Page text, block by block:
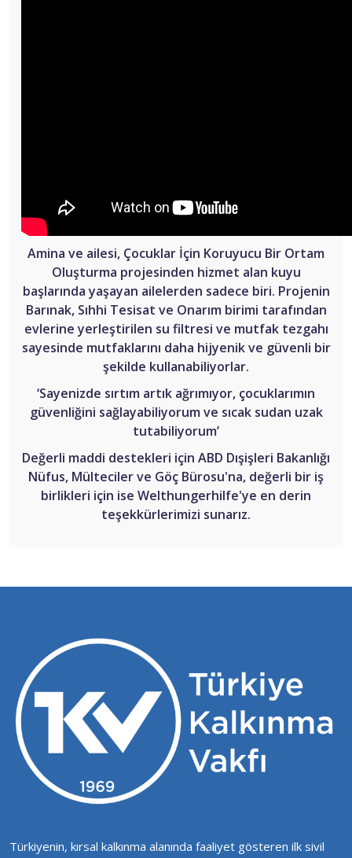
Amina ve ailesi, Çocuklar İçin Koruyucu Bir Ortam
Oluşturma projesinden hizmet alan kuyu
başlarında yaşayan ailelerden sadece biri. Projenin
Barınak, Sıhhi Tesisat ve Onarım birimi tarafından
evlerine yerleştirilen su filtresi ve mutfak tezgahı
sayesinde mutfaklarını daha hijyenik ve güvenli bir
şekilde kullanabiliyorlar.
‘Sayenizde sırtım artık ağrımıyor, çocuklarımın
güvenliğini sağlayabiliyorum ve sıcak sudan uzak
tutabiliyorum’
Değerli maddi destekleri için ABD Dışişleri Bakanlığı
Nüfus, Mülteciler ve Göç Bürosu'na, değerli bir iş
birlikleri için ise Welthungerhilfe'ye en derin
teşekkürlerimizi sunarız.
Türkiyenin, kırsal kalkınma alanında faaliyet gösteren ilk sivil